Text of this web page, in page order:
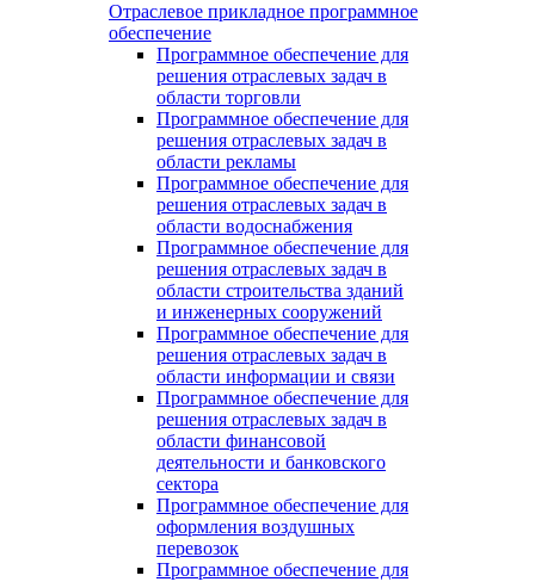
Отраслевое прикладное программное
обеспечение
Программное обеспечение для
решения отраслевых задач в
области торговли
Программное обеспечение для
решения отраслевых задач в
области рекламы
Программное обеспечение для
решения отраслевых задач в
области водоснабжения
Программное обеспечение для
решения отраслевых задач в
области строительства зданий
и инженерных сооружений
Программное обеспечение для
решения отраслевых задач в
области информации и связи
Программное обеспечение для
решения отраслевых задач в
области финансовой
деятельности и банковского
сектора
Программное обеспечение для
оформления воздушных
перевозок
Программное обеспечение для